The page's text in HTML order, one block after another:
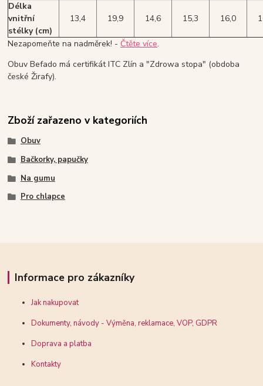
Délka
vnitřní
stélky (cm)
13,4 19,9 14,6 15,3 16,0
Nezapomeňte na nadměrek! - Čtěte více.
Obuv Befado má certifikát ITC Zlín a "Zdrowa stopa" (obdoba
české Žirafy).
Zboží zařazeno v kategoriích
Obuv
Bačkorky, papučky
Na gumu
Pro chlapce
Informace pro zákazníky
Jak nakupovat
Dokumenty, návody - Výměna, reklamace, VOP, GDPR
Doprava a platba
Kontakty